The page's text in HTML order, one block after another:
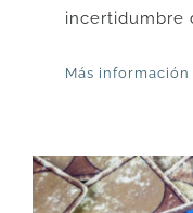
incertidumbre
Más información